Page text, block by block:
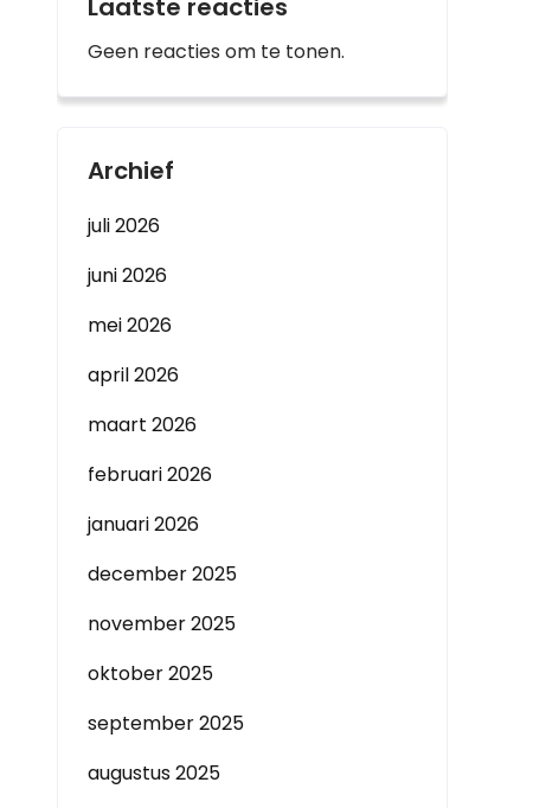
Laatste reacties
Geen reacties om te tonen.
Archief
juli 2026
juni 2026
mei 2026
april 2026
maart 2026
februari 2026
januari 2026
december 2025
november 2025
oktober 2025
september 2025
augustus 2025